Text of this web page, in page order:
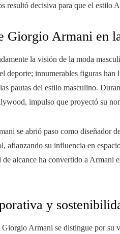
resultó decisiva para que el estilo
Giorgio Armani en
la visión de la moda
deporte; innumerables figuras
pautas del estilo masculino.
impulso que proyectó su
se abrió paso como diseñador
afianzando su influencia en
alcance ha convertido a Armani
y
Armani se distingue por su